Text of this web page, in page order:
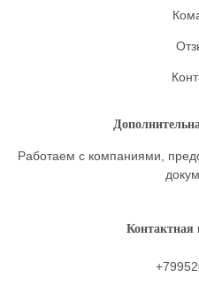
Работаем с компаниями,